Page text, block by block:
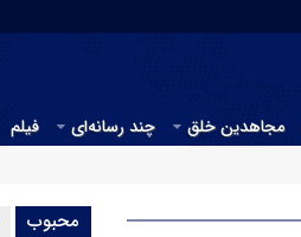
مجاهدین خلق چند رسانه‌ای فیلم
محبوب